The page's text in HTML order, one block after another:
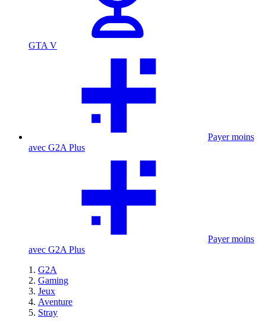
GTA V
Payer moins
avec G2A Plus
Payer moins
avec G2A Plus
G2A
Gaming
Jeux
Aventure
Stray